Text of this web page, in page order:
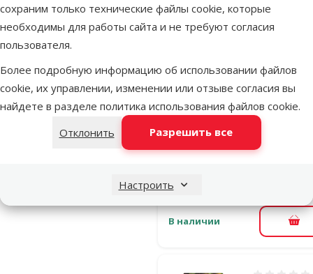
сохраним только технические файлы cookie, которые
необходимы для работы сайта и не требуют согласия
пользователя.
Более подробную информацию об использовании файлов
cookie, их управлении, изменении или отзыве согласия вы
найдете в разделе политика использования файлов cookie.
Отклонить
Разрешить все
Настроить
собак –
Mr.Dental,
Bamboo
Hammer,
flavour, S
Исходная
3,99 €
В наличии В